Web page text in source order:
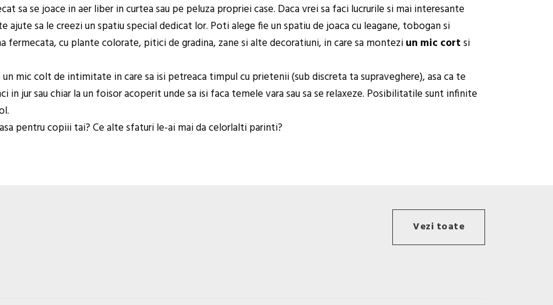
sa se joace in aer liber in curtea sau pe peluza propriei case. Daca vrei sa faci lucrurile si mai interesante
ajute sa le creezi un spatiu special dedicat lor. Poti alege fie un spatiu de joaca cu leagane, tobogan si
fermecata, cu plante colorate, pitici de gradina, zane si alte decoratiuni, in care sa monteziun mic cortsi
mic colt de intimitate in care sa isi petreaca timpul cu prietenii (sub discreta ta supraveghere), asa ca te
in jur sau chiar la un foisor acoperit unde sa isi faca temele vara sau sa se relaxeze. Posibilitatile sunt infinite
pentru copiii tai? Ce alte sfaturi le-ai mai da celorlalti parinti?
Vezi toate